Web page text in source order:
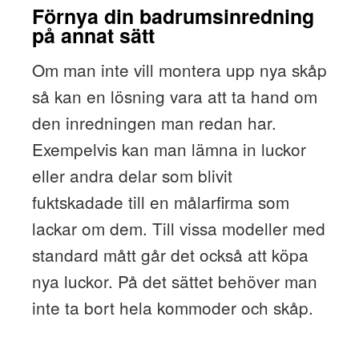
Förnya din badrumsinredning
på annat sätt
Om man inte vill montera upp nya skåp
så kan en lösning vara att ta hand om
den inredningen man redan har.
Exempelvis kan man lämna in luckor
eller andra delar som blivit
fuktskadade till en målarfirma som
lackar om dem. Till vissa modeller med
standard mått går det också att köpa
nya luckor. På det sättet behöver man
inte ta bort hela kommoder och skåp.